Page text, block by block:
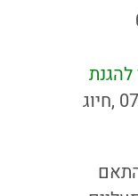
– 073-2733200 ,חיוג